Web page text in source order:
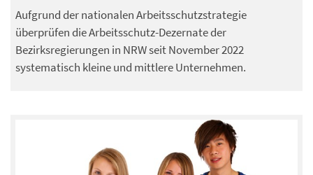
Aufgrund der nationalen Arbeitsschutzstrategie
überprüfen die Arbeitsschutz-Dezernate der
Bezirksregierungen in NRW seit November 2022
systematisch kleine und mittlere Unternehmen.